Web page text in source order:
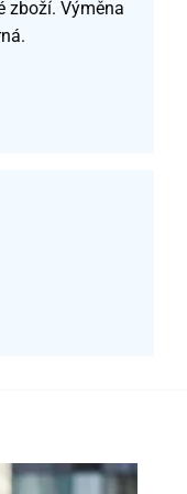
zboží. Výměna